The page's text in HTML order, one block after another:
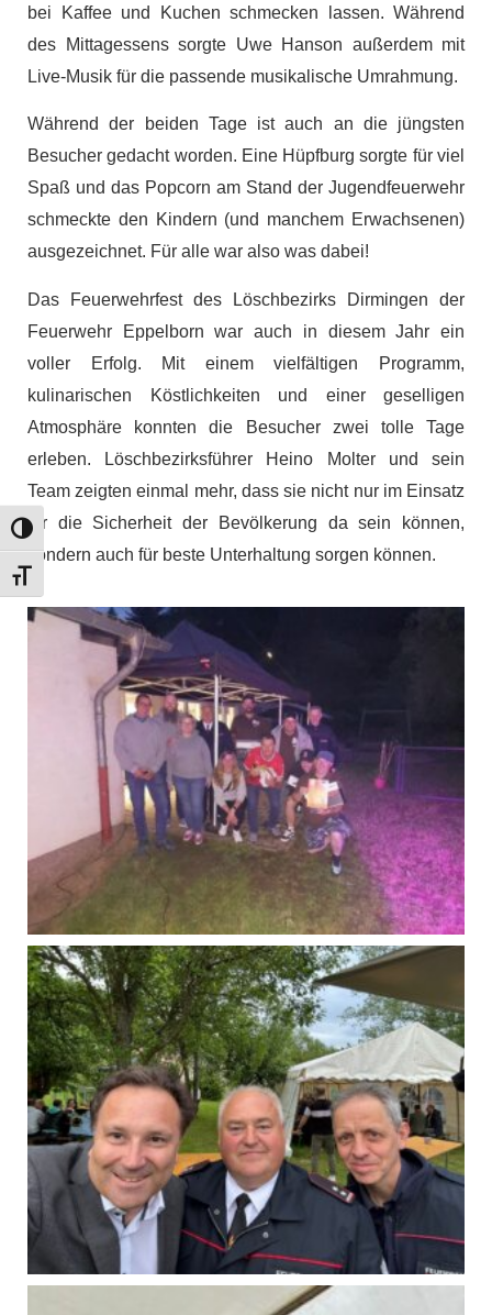
Umschalten auf hohe Kontraste
Schrift vergrößern
bei Kaffee und Kuchen schmecken lassen. Während
des Mittagessens sorgte Uwe Hanson außerdem mit
Live-Musik für die passende musikalische Umrahmung.
Während der beiden Tage ist auch an die jüngsten
Besucher gedacht worden. Eine Hüpfburg sorgte für viel
Spaß und das Popcorn am Stand der Jugendfeuerwehr
schmeckte den Kindern (und manchem Erwachsenen)
ausgezeichnet. Für alle war also was dabei!
Das Feuerwehrfest des Löschbezirks Dirmingen der
Feuerwehr Eppelborn war auch in diesem Jahr ein
voller Erfolg. Mit einem vielfältigen Programm,
kulinarischen Köstlichkeiten und einer geselligen
Atmosphäre konnten die Besucher zwei tolle Tage
erleben. Löschbezirksführer Heino Molter und sein
Team zeigten einmal mehr, dass sie nicht nur im Einsatz
für die Sicherheit der Bevölkerung da sein können,
sondern auch für beste Unterhaltung sorgen können.